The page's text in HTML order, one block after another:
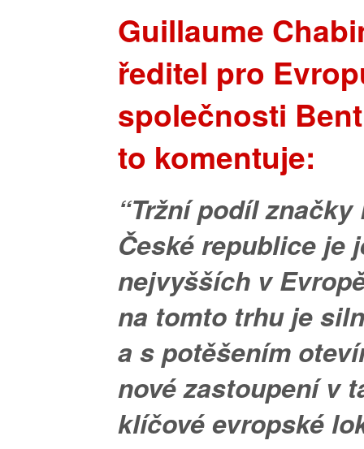
Guillaume
ředitel pro
společnosti
to komentuje:
“Tržní podíl
České republice je
nejvyšších v
na tomto trhu je
a s potěšením
nové zastoupení v
klíčové evropské